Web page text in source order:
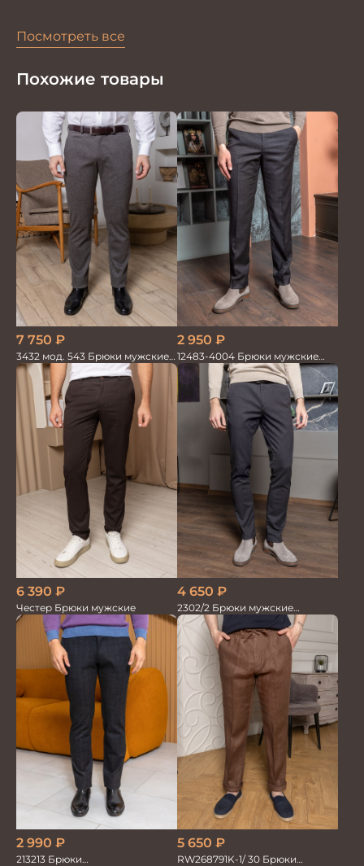
Посмотреть все
Похожие товары
7 750 ₽
3432 мод. 543 Брюки мужские
коричневые
2 950 ₽
12483-4004 Брюки мужские
коричневые
6 390 ₽
Честер Брюки мужские
4 650 ₽
2302/2 Брюки мужские
коричневый
2 990 ₽
213213 Брюки
5 650 ₽
RW268791K-1/ 30 Брюки